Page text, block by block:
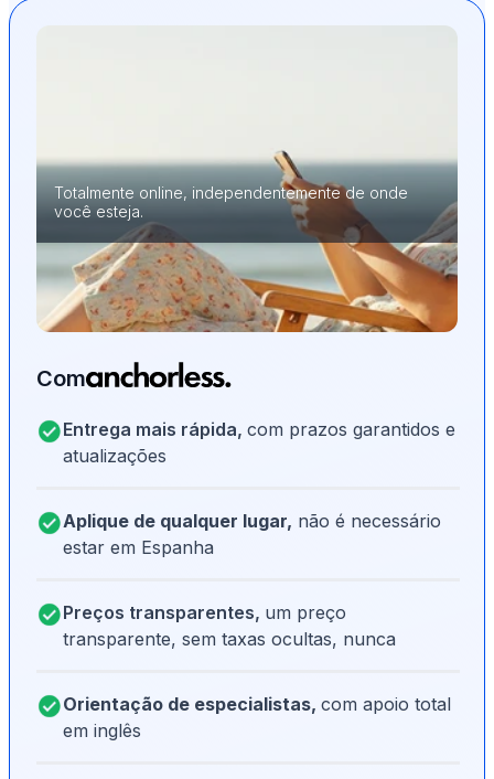
Totalmente online, independentemente de onde
você esteja.
Com
Entrega mais rápida, com prazos garantidos e
atualizações
Aplique de qualquer lugar, não é necessário
estar em Espanha
Preços transparentes, um preço
transparente, sem taxas ocultas, nunca
Orientação de especialistas, com apoio total
em inglês